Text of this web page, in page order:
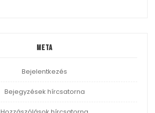
Meta
Bejelentkezés
Bejegyzések hírcsatorna